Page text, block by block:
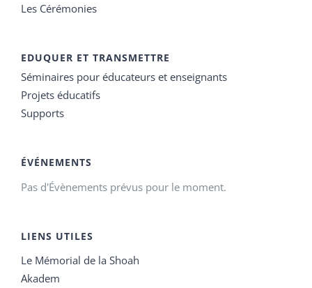
Les Cérémonies
EDUQUER ET TRANSMETTRE
Séminaires pour éducateurs et enseignants
Projets éducatifs
Supports
ÉVÉNEMENTS
Pas d'Évènements prévus pour le moment.
LIENS UTILES
Le Mémorial de la Shoah
Akadem